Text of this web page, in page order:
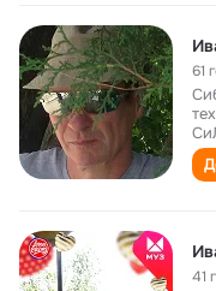
61
41